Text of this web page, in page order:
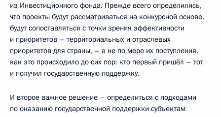
из Инвестиционного фонда. Прежде всего определились,
что проекты будут рассматриваться на конкурсной основе,
будут сопоставляться с точки зрения эффективности
и приоритетов – территориальных и отраслевых
приоритетов для страны, – а не по мере их поступления,
как это происходило до сих пор: кто первый пришёл – тот
и получил государственную поддержку.
И второе важное решение – определиться с подходами
по оказанию государственной поддержки субъектам